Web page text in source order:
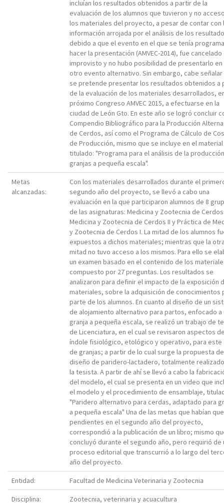
incluían los resultados obtenidos a partir de la
evaluación de los alumnos que tuvieron y no
los materiales del proyecto, a pesar de contar con
información arrojada por el análisis de los
debido a que el evento en el que se tenía
hacer la presentación (AMVEC-2014), fue cancelado
improvisto y no hubo posibilidad de presentarlo en
otro evento alternativo. Sin embargo, cabe señalar
se pretende presentar los resultados obtenidos a
de la evaluación de los materiales desarrollados,
próximo Congreso AMVEC 2015, a efectuarse en la
ciudad de León Gto. En este año se logró concluir
Compendio Bibliográfico para la Producción
de Cerdos, así como el Programa de Cálculo de
de Producción, mismo que se incluye en el material
titulado: "Programa para el análisis de la
granjas a pequeña escala".
Metas
alcanzadas:
Con los materiales desarrollados durante el
segundo año del proyecto, se llevó a cabo una
evaluación en la que participaron alumnos de 8
de las asignaturas: Medicina y Zootecnia de
Medicina y Zootecnia de Cerdos II y Práctica de
y Zootecnia de Cerdos I. La mitad de los alumnos
expuestos a dichos materiales; mientras que la
mitad no tuvo acceso a los mismos. Para ello se
un examen basado en el contenido de los
compuesto por 27 preguntas. Los resultados se
analizaron para definir el impacto de la exposición
materiales, sobre la adquisición de conocimientos
parte de los alumnos. En cuanto al diseño de un
de alojamiento alternativo para partos, enfocado a
granja a pequeña escala, se realizó un trabajo de
de Licenciatura, en el cual se revisaron aspectos
índole fisiológico, etológico y operativo, para este
de granjas; a partir de lo cual surge la propuesta
diseño de paridero-lactadero, totalmente
la tesista. A partir de ahí se llevó a cabo la
del modelo, el cual se presenta en un video que
el modelo y el procedimiento de ensamblaje,
"Paridero alternativo para cerdas, adaptado para
a pequeña escala" Una de las metas que habían
pendientes en el segundo año del proyecto,
correspondió a la publicación de un libro; mismo
concluyó durante el segundo año, pero requirió de
proceso editorial que transcurrió a lo largo del
año del proyecto.
Entidad: Facultad de Medicina Veterinaria y Zootecnia
Disciplina: Zootecnia, veterinaria y acuacultura